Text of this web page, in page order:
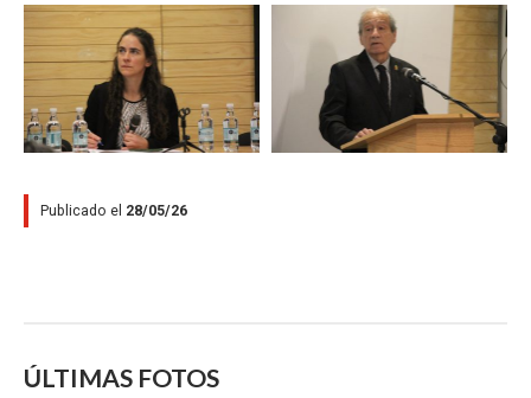
Zoom
Publicado el 28/05/26
ÚLTIMAS FOTOS